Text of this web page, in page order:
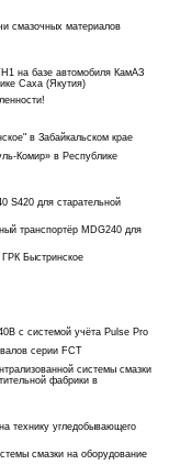
смазочных материалов
на базе автомобиля КамАЗ
Саха (Якутия)
в Забайкальском крае
Комир» в Республике
S420 для старательной
транспортёр MDG240 для
Быстринское
с системой учёта Pulse Pro
серии FCT
системы смазки
фабрики в
технику угледобывающего
смазки на оборудование